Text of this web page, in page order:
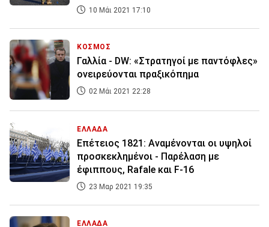
10 Μάι 2021 17:10
ΚΟΣΜΟΣ
Γαλλία - DW: «Στρατηγοί με παντόφλες»
ονειρεύονται πραξικόπημα
02 Μάι 2021 22:28
ΕΛΛΑΔΑ
Επέτειος 1821: Αναμένονται οι υψηλοί
προσκεκλημένοι - Παρέλαση με
έφιππους, Rafale και F-16
23 Μαρ 2021 19:35
ΕΛΛΑΔΑ